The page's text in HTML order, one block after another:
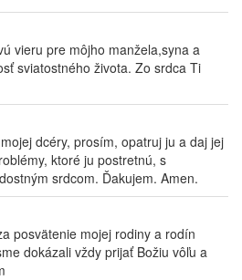
vieru pre môjho manžela,syna a
sviatostného života. Zo srdca Ti
dcéry, prosím, opatruj ju a daj jej
ktoré ju postretnú, s
srdcom. Ďakujem. Amen.
posvätenie mojej rodiny a rodín
dokázali vždy prijať Božiu vôľu a